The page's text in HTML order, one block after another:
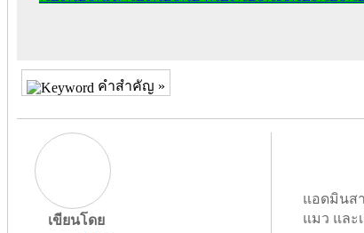
คำสำคัญ »
เขียนโดย
แอดมินส
แมว และ